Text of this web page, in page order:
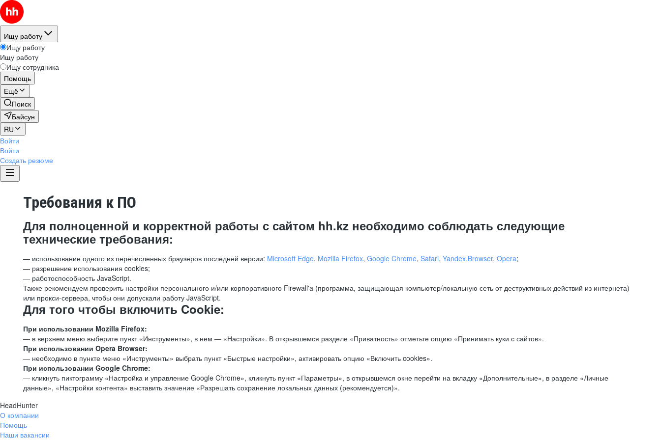
Ищу работу
Ищу работу
Ищу работу
Ищу сотрудника
Помощь
Ещё
Поиск
Байсун
RU
Войти
Войти
Создать резюме
Требования к ПО
Для полноценной и корректной работы с сайтом hh.kz необходимо соблюдать следующие
технические требования:
— использование одного из перечисленных браузеров последней версии: Microsoft Edge, Mozilla Firefox, Google Chrome, Safari, Yandex.Browser, Opera;
— разрешение использования cookies;
— работоспособность JavaScript.
Также рекомендуем проверить настройки персонального и/или корпоративного Firewall'a (программа, защищающая компьютер/локальную сеть от деструктивных действий из интернета)
или прокси-сервера, чтобы они допускали работу JavaScript.
Для того чтобы включить Cookie:
При использовании Mozilla Firefox:
— в верхнем меню выберите пункт «Инструменты», в нем — «Настройки». В открывшемся разделе «Приватность» отметьте опцию «Принимать куки с сайтов».
При использовании Opera Browser:
— необходимо в пункте меню «Инструменты» выбрать пункт «Быстрые настройки», активировать опцию «Включить cookies».
При использовании Google Chrome:
— кликнуть пиктограмму «Настройка и управление Google Chrome», кликнуть пункт «Параметры», в открывшемся окне перейти на вкладку «Дополнительные», в разделе «Личные
данные», «Настройки контента» выставить значение «Разрешать сохранение локальных данных (рекомендуется)».
HeadHunter
О компании
Помощь
Наши вакансии